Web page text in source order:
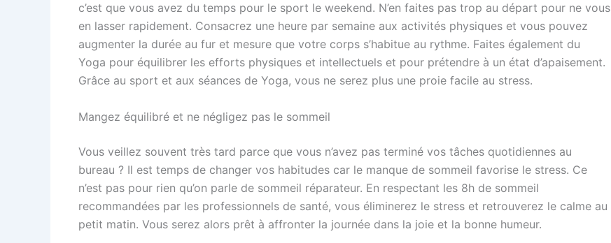
c’est que vous avez du temps pour le sport le weekend. N’en faites pas trop au départ pour ne vous
en lasser rapidement. Consacrez une heure par semaine aux activités physiques et vous pouvez
augmenter la durée au fur et mesure que votre corps s’habitue au rythme. Faites également du
Yoga pour équilibrer les efforts physiques et intellectuels et pour prétendre à un état d’apaisement.
Grâce au sport et aux séances de Yoga, vous ne serez plus une proie facile au stress.
Mangez équilibré et ne négligez pas le sommeil
Vous veillez souvent très tard parce que vous n’avez pas terminé vos tâches quotidiennes au
bureau ? Il est temps de changer vos habitudes car le manque de sommeil favorise le stress. Ce
n’est pas pour rien qu’on parle de sommeil réparateur. En respectant les 8h de sommeil
recommandées par les professionnels de santé, vous éliminerez le stress et retrouverez le calme au
petit matin. Vous serez alors prêt à affronter la journée dans la joie et la bonne humeur.